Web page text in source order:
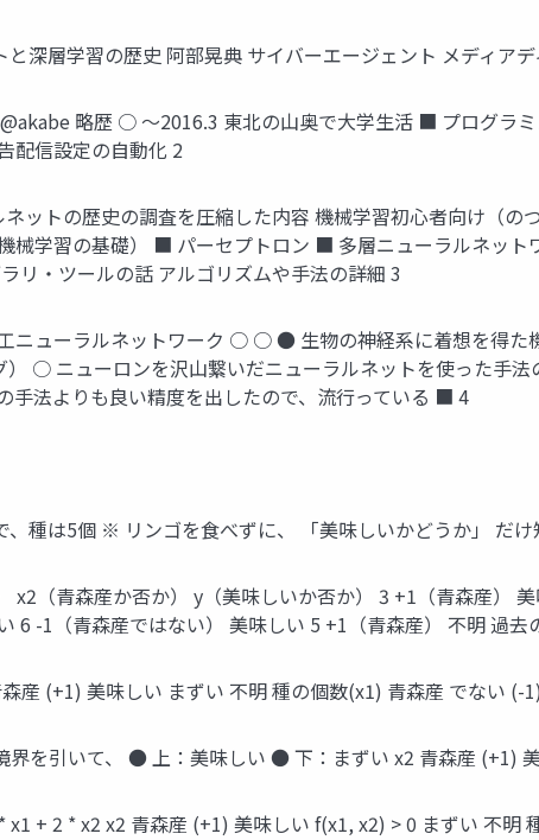
深層学習の歴史 阿部晃典 サイバーエージェント メディア
略歴 ○ 〜2016.3 東北の山奥で大学生活 ■ プログラ
配信設定の自動化 2
トの歴史の調査を圧縮した内容 機械学習初心者向け（
械学習の基礎） ■ パーセプトロン ■ 多層ニューラルネッ
・ツールの話 アルゴリズムや手法の詳細 3
ニューラルネットワーク ○ ○ ● 生物の神経系に着想を得た
） ○ ニューロンを沢山繋いだニューラルネットを使った手
手法よりも良い精度を出したので、流行っている ■ 4
、種は5個 ※ リンゴを食べずに、 「美味しいかどうか」 だけ
x2（青森産か否か） y（美味しいか否か） 3 +1（青森産）
6 -1（青森産ではない） 美味しい 5 +1（青森産） 不明 過去
産 (+1) 美味しい まずい 不明 種の個数(x1) 青森産 でない (-
界を引いて、 ● 上：美味しい ● 下：まずい x2 青森産 (+1)
+ 2 * x2 x2 青森産 (+1) 美味しい f(x1, x2) > 0 まずい 不